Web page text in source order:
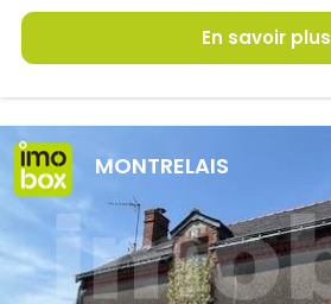
En savoir plus
MONTRELAIS